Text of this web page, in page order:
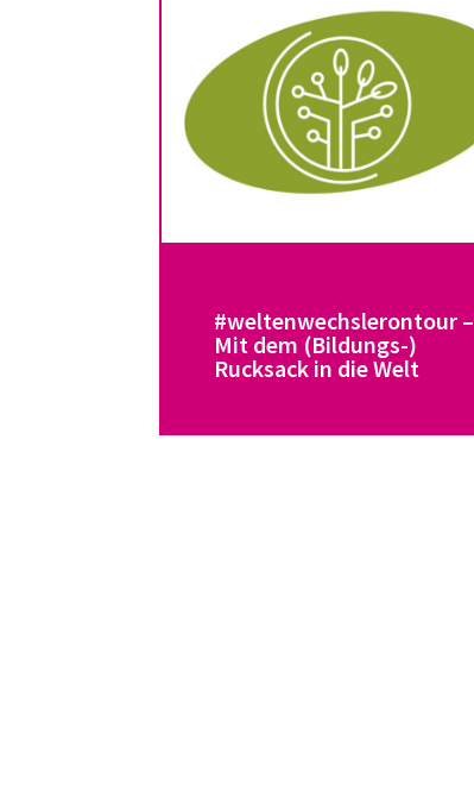
#weltenwechslerontour –
Mit dem (Bildungs-)
Rucksack in die Welt